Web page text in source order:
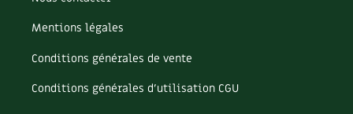
Mentions légales
Conditions générales de vente
Conditions générales d’utilisation CGU